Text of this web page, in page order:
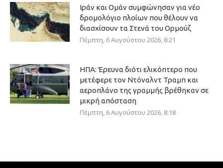
Ιράν και Ομάν συμφώνησαν για νέο
δρομολόγιο πλοίων που θέλουν να
διασχίσουν τα Στενά του Ορμούζ
Πέμπτη, 6 Αυγούστου 2026, 8:21
ΗΠΑ: Έρευνα διότι ελικόπτερο που
μετέφερε τον Ντόναλντ Τραμπ και
αεροπλάνο της γραμμής βρέθηκαν σε
μικρή απόσταση
Πέμπτη, 6 Αυγούστου 2026, 8:18